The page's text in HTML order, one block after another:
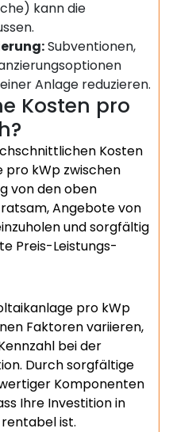
kann die
Subventionen,
Anlage reduzieren.
Kosten pro
Kosten
pro kWp zwischen
von den oben
Angebote von
und sorgfältig
Preis-Leistungs-
pro kWp
Faktoren variieren,
bei der
Durch sorgfältige
Komponenten
Ihre Investition in
ist.